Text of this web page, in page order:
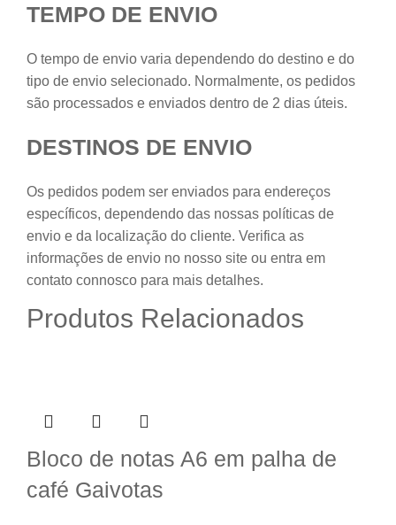
TEMPO DE ENVIO
O tempo de envio varia dependendo do destino e do
tipo de envio selecionado. Normalmente, os pedidos
são processados e enviados dentro de 2 dias úteis.
DESTINOS DE ENVIO
Os pedidos podem ser enviados para endereços
específicos, dependendo das nossas políticas de
envio e da localização do cliente. Verifica as
informações de envio no nosso site ou entra em
contato connosco para mais detalhes.
Produtos Relacionados
Bloco de notas A6 em palha de
café Gaivotas